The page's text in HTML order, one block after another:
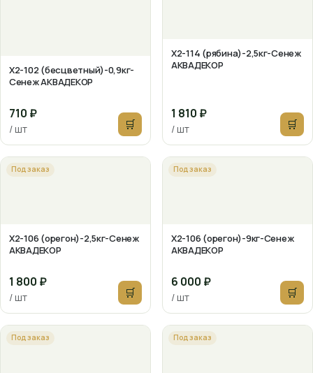
X2-102 (бесцветный)-0,9кг-
Сенеж АКВАДЕКОР
710 ₽
/ шт 🛒
X2-114 (рябина)-2,5кг-Сенеж
АКВАДЕКОР
1 810 ₽
/ шт 🛒
Под заказ
X2-106 (орегон)-2,5кг-Сенеж
АКВАДЕКОР
1 800 ₽
/ шт 🛒
Под заказ
X2-106 (орегон)-9кг-Сенеж
АКВАДЕКОР
6 000 ₽
/ шт 🛒
Под заказ Под заказ